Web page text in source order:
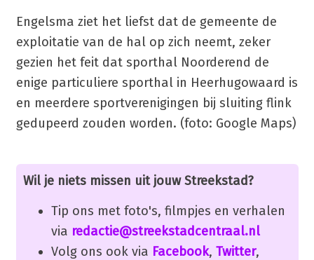
Engelsma ziet het liefst dat de gemeente de
exploitatie van de hal op zich neemt, zeker
gezien het feit dat sporthal Noorderend de
enige particuliere sporthal in Heerhugowaard is
en meerdere sportverenigingen bij sluiting flink
gedupeerd zouden worden. (foto: Google Maps)
Wil je niets missen uit jouw Streekstad?
Tip ons met foto's, filmpjes en verhalen
via redactie@streekstadcentraal.nl
Volg ons ook via Facebook, Twitter,